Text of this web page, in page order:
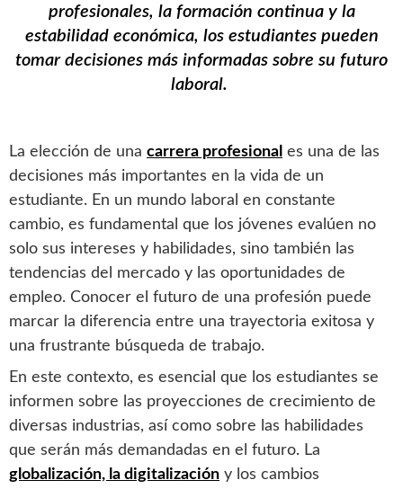
profesionales, la formación continua y la
estabilidad económica, los estudiantes pueden
tomar decisiones más informadas sobre su futuro
laboral.
La elección de una carrera profesional es una de las
decisiones más importantes en la vida de un
estudiante. En un mundo laboral en constante
cambio, es fundamental que los jóvenes evalúen no
solo sus intereses y habilidades, sino también las
tendencias del mercado y las oportunidades de
empleo. Conocer el futuro de una profesión puede
marcar la diferencia entre una trayectoria exitosa y
una frustrante búsqueda de trabajo.
En este contexto, es esencial que los estudiantes se
informen sobre las proyecciones de crecimiento de
diversas industrias, así como sobre las habilidades
que serán más demandadas en el futuro. La
globalización, la digitalización y los cambios